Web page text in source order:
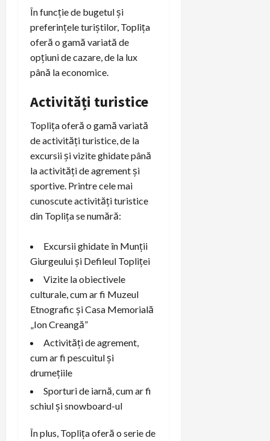
În funcție de bugetul și
preferințele turiștilor, Toplița
oferă o gamă variată de
opțiuni de cazare, de la lux
până la economice.
Activități turistice
Toplița oferă o gamă variată
de activități turistice, de la
excursii și vizite ghidate până
la activități de agrement și
sportive. Printre cele mai
cunoscute activități turistice
din Toplița se numără:
Excursii ghidate în Munții
Giurgeului și Defileul Topliței
Vizite la obiectivele
culturale, cum ar fi Muzeul
Etnografic și Casa Memorială
„Ion Creangă”
Activități de agrement,
cum ar fi pescuitul și
drumețiile
Sporturi de iarnă, cum ar fi
schiul și snowboard-ul
În plus, Toplița oferă o serie de